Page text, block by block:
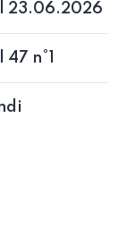
| 23.06.2026
n°1